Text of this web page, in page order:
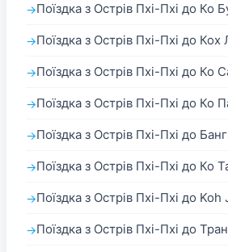
Поїздка з Острів Пхі-Пхі до Ко
Поїздка з Острів Пхі-Пхі до Кох
Поїздка з Острів Пхі-Пхі до Ко
Поїздка з Острів Пхі-Пхі до Ко
Поїздка з Острів Пхі-Пхі до
Поїздка з Острів Пхі-Пхі до Ко
Поїздка з Острів Пхі-Пхі до
Поїздка з Острів Пхі-Пхі до